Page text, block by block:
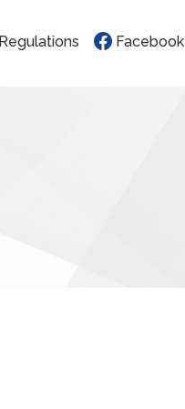
Regulations Facebook